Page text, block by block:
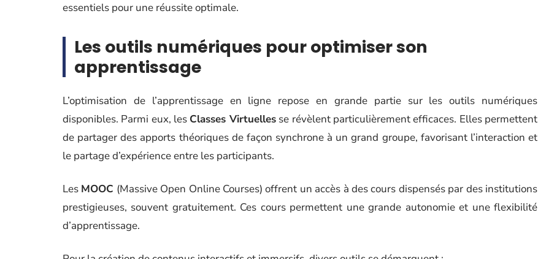
essentiels pour une réussite optimale.
Les outils numériques pour optimiser son
apprentissage
L’optimisation de l’apprentissage en ligne repose en grande partie sur les outils numériques
disponibles. Parmi eux, les Classes Virtuellesse révèlent particulièrement efficaces. Elles permettent
de partager des apports théoriques de façon synchrone à un grand groupe, favorisant l’interaction et
le partage d’expérience entre les participants.
Les MOOC (Massive Open Online Courses) offrent un accès à des cours dispensés par des institutions
prestigieuses, souvent gratuitement. Ces cours permettent une grande autonomie et une flexibilité
d’apprentissage.